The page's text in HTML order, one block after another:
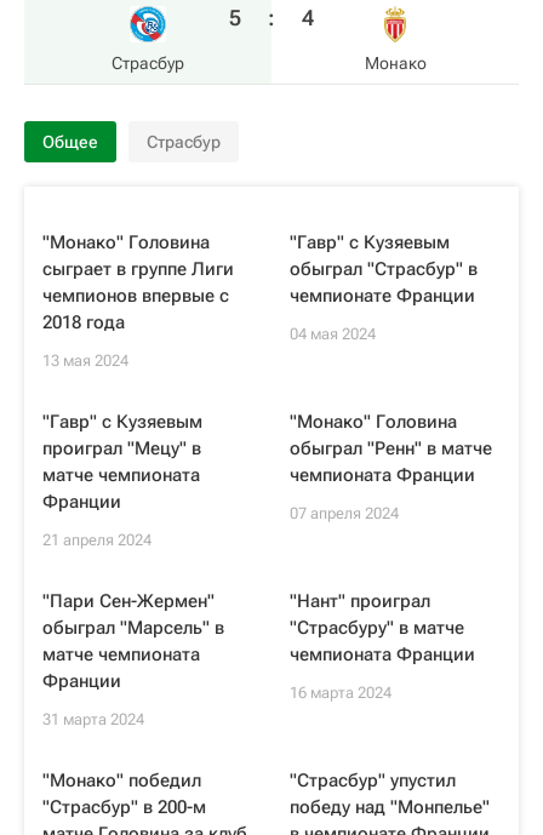
Страсбур
5 : 4
Монако
Общее Страсбур
"Монако" Головина
сыграет в группе Лиги
чемпионов впервые с
2018 года
13 мая 2024
"Гавр" с Кузяевым
обыграл "Страсбур" в
чемпионате Франции
04 мая 2024
"Гавр" с Кузяевым
проиграл "Мецу" в
матче чемпионата
Франции
21 апреля 2024
"Монако" Головина
обыграл "Ренн" в матче
чемпионата Франции
07 апреля 2024
"Пари Сен-Жермен"
обыграл "Марсель" в
матче чемпионата
Франции
31 марта 2024
"Нант" проиграл
"Страсбуру" в матче
чемпионата Франции
16 марта 2024
"Монако" победил
"Страсбур" в 200-м
"Страсбур" упустил
победу над "Монпелье"